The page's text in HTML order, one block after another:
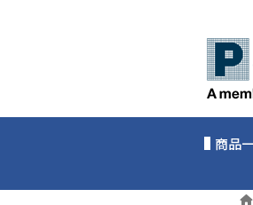
商品